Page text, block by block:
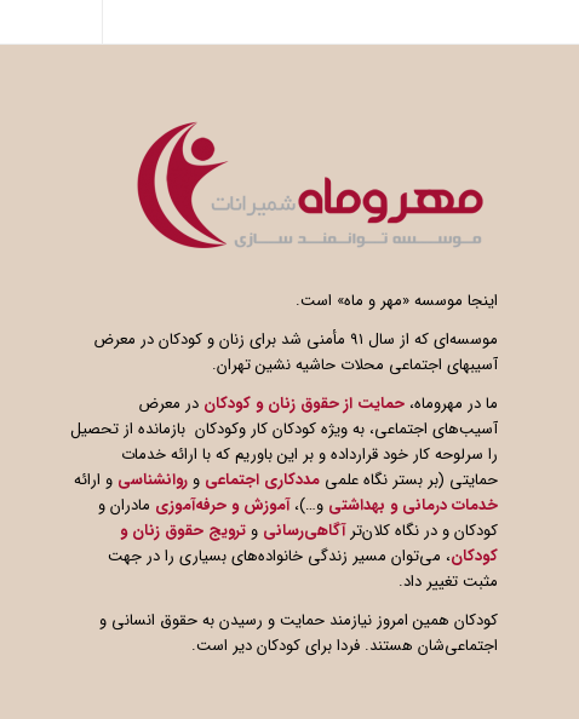
اینجا موسسه «مهر و ماه» است.
موسسه‌ای که از سال ۹۱ مأمنی شد برای زنان و کودکان در معرض
آسیبهای اجتماعی محلات حاشیه نشین تهران.
ما در مهروماه، حمایت از حقوق زنان و کودکان در معرض
آسیب‌های اجتماعی، به ویژه کودکان کار وکودکان بازمانده از تحصیل
را سرلوحه کار خود قرارداده و بر این باوریم که با ارائه خدمات
حمایتی (بر بستر نگاه علمی مددکاری اجتماعی وروانشناسی و ارائه
خدمات درمانی و بهداشتی و…)،آموزش و حرفه‌آموزی مادران و
کودکان و در نگاه کلان‌ترآگاهیرسانی وترویج حقوق زنان و
کودکان، می‌توان مسیر زندگی خانواده‌های بسیاری را در جهت
مثبت تغییر داد.
کودکان همین امروز نیازمند حمایت و رسیدن به حقوق انسانی و
اجتماعی‌شان هستند. فردا برای کودکان دیر است.